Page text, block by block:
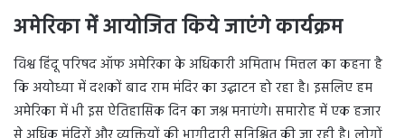
अमेरिका में आयोजित किये जाएंगे कार्यक्रम
विश्व हिंदू परिषद ऑफ अमेरिका के अधिकारी अमिताभ मित्तल का कहना है
कि अयोध्या में दशकों बाद राम मंदिर का उद्घाटन हो रहा है। इसलिए हम
अमेरिका में भी इस ऐतिहासिक दिन का जश्न मनाएंगे। समारोह में एक हजार